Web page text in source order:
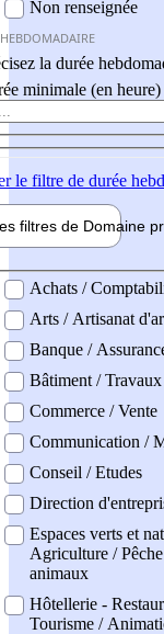
Non renseignée
la durée
minimale (en heure)
le filtre de durée
filtres de Domaine
professionel
Achats /
Arts / Artisanat
Banque /
Bâtiment /
Commerce / Vente
Communication /
Conseil / Etudes
Direction
Espaces verts et
Agriculture /
animaux
Hôtellerie -
Tourisme /